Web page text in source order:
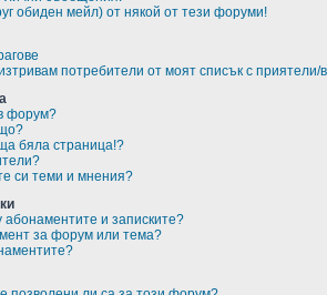
обиден мейл) от някой от тези форуми!
потребители от моят списък с приятели/
форум?
бяла страница!?
си теми и мнения?
абонаментите и записките?
за форум или тема?